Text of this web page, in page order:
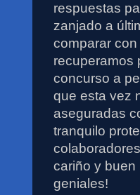
respuestas
zanjado a
comparar
recuperamos
concurso a
que esta vez
aseguradas
tranquilo
cariño y buen
geniales!